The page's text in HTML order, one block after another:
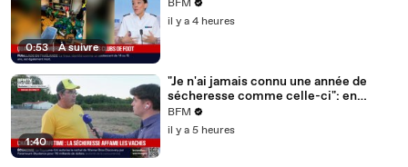
0:53 | À suivre
BFM
il y a 4 heures
1:40
"Je n'ai jamais connu une année de
sécheresse comme celle-ci": en
Charente-Maritime, à cause de la
sécheresse, l'herbe de cette prairie
n'est plus comestible pour les vaches
BFM
il y a 5 heures